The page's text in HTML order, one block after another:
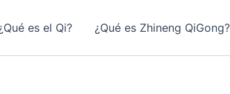
es el Qi? ¿Qué es Zhineng QiGong?